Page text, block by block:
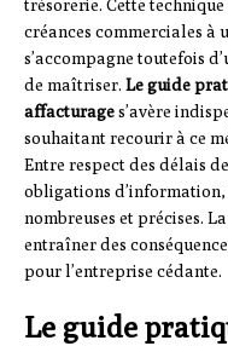
trésorerie. Cette
créances commerciales à
s’accompagne toutefois
de maîtriser. Le guide
affacturages’avère
souhaitant recourir à ce
Entre respect des délais
obligations
nombreuses et précises.
entraîner des
pour l’entreprise cédante.
Le guide